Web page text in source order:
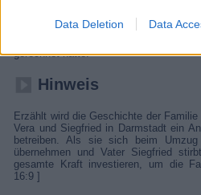
Data Deletion Data
nur noch Schulden. Als die
auf vollen Touren läuft, erhält Mutter
gerechnet hätte.
Hinweis
Erzählt wird die Geschichte der
Vera und Siegfried in Darmstadt ein
betreiben. Als sie sich beim
übernehmen und Vater Siegfried
gesamte Kraft investieren, um die
16:9 ]